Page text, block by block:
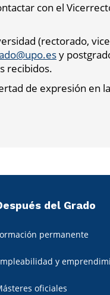
con el
(rectorado,
y
recibidos.
de expresión en
del Grado
permanente
y
oficiales